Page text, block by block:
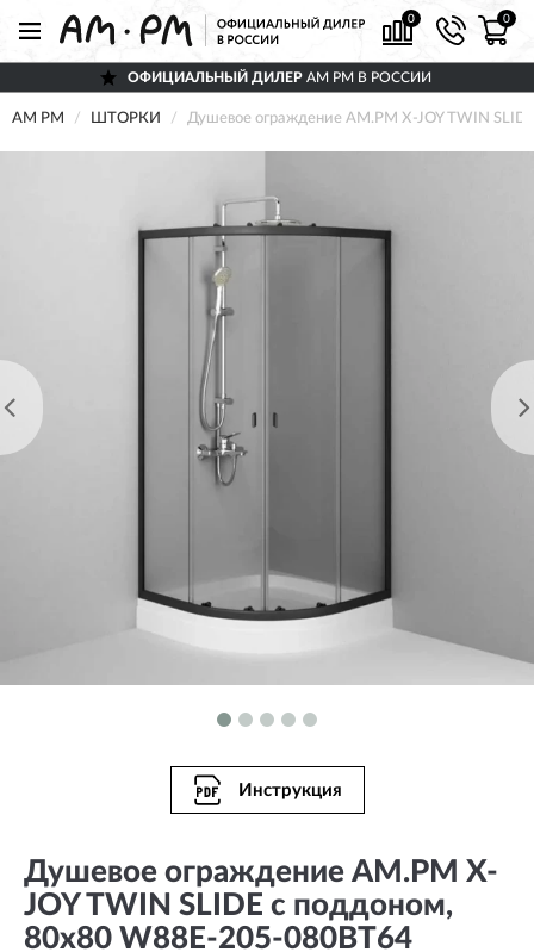
0 0
ОФИЦИАЛЬНЫЙ ДИЛЕР AM PM В РОССИИ
AM PM ШТОРКИ Душевое ограждение AM.PM X-JOY TWIN
Инструкция
Душевое ограждение AM.PM X-
JOY TWIN SLIDE c поддоном,
80x80 W88E-205-080BT64